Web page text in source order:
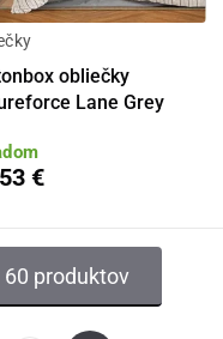
obliečky
Lane Grey
€
produktov